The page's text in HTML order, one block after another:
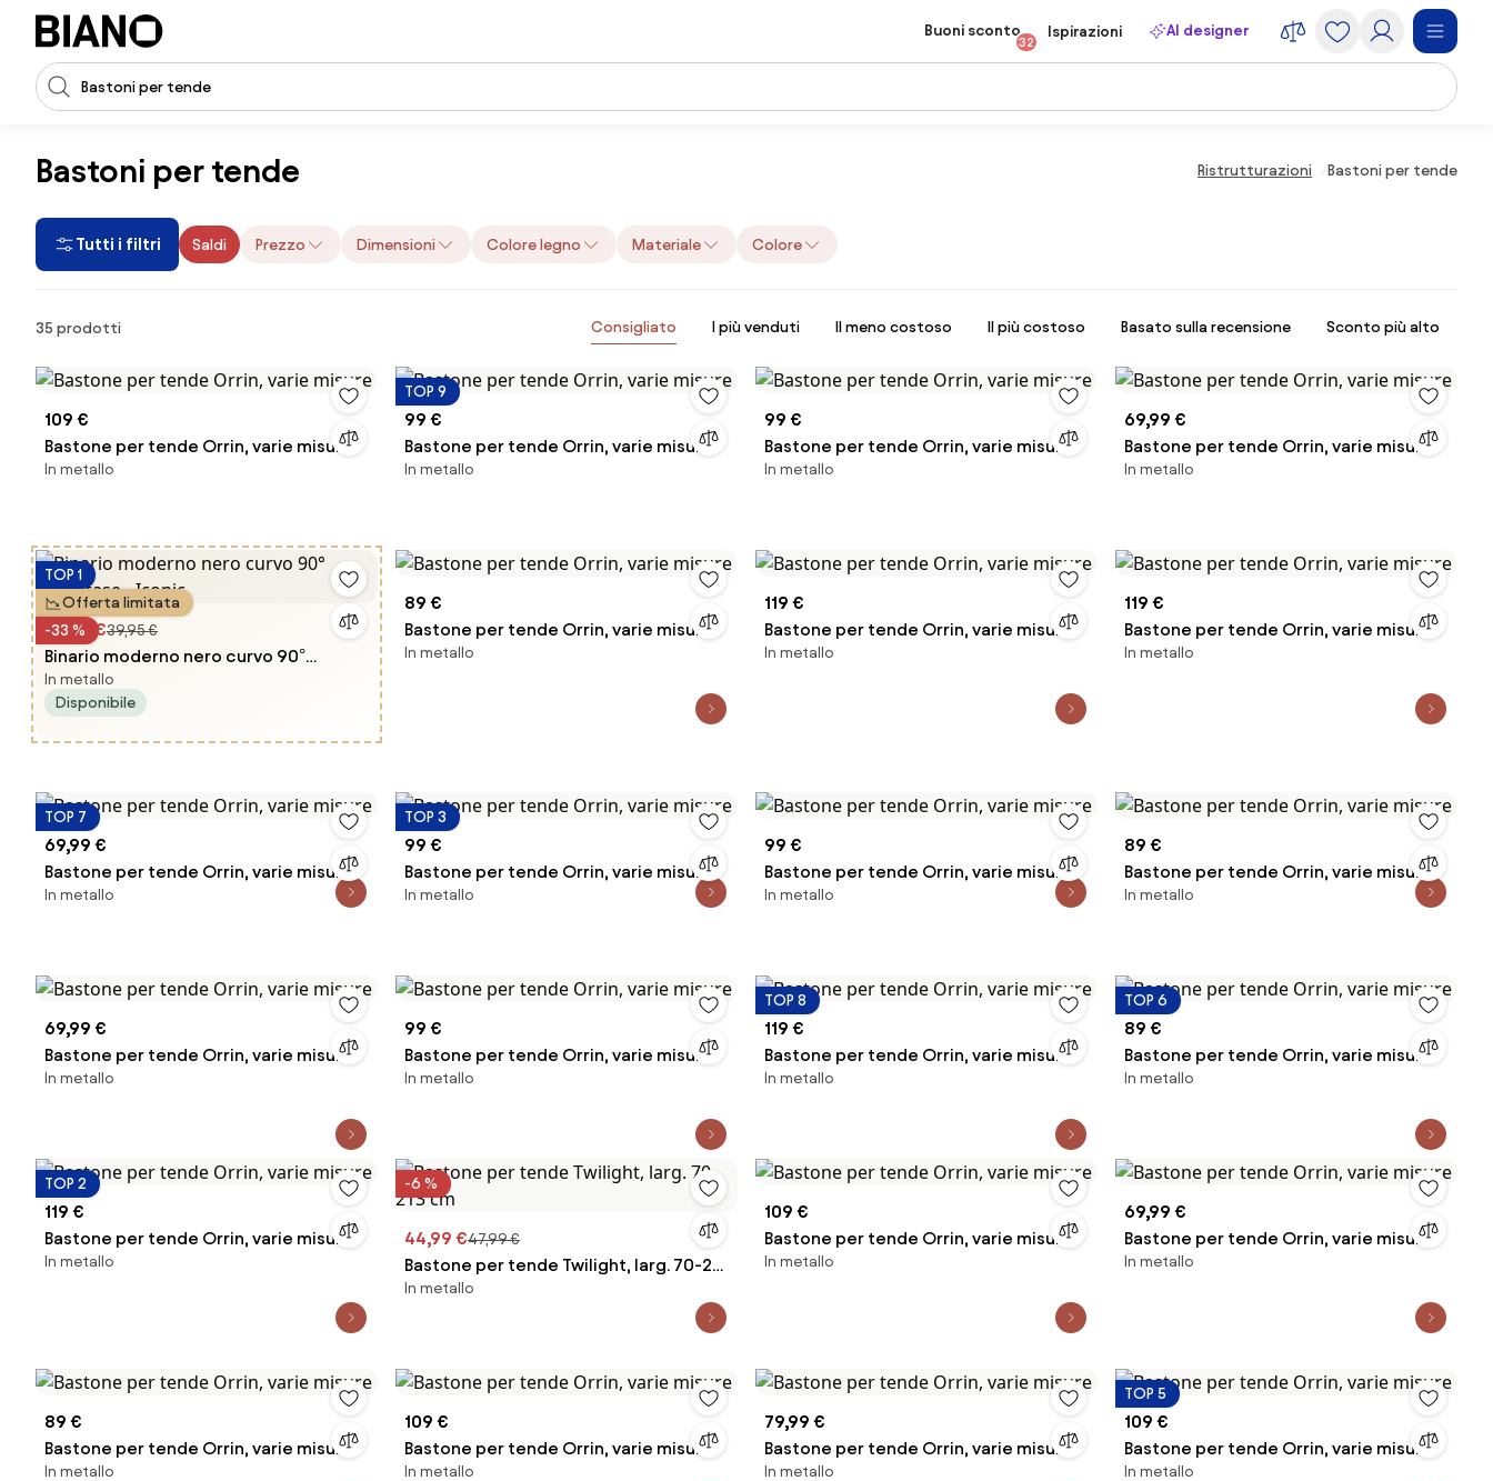
Salta la navigazione, vai al contenuto
Input della ricerca
Buoni sconto
32
Ispirazioni AI designer
Bastoni per tende Ristrutturazioni Bastoni per tende
Tutti i filtri Saldi Prezzo Dimensioni Colore legno Materiale Colore
Prodotti
35 prodotti Consigliato I più venduti Il meno costoso Il più costoso Basato sulla recensione Sconto più alto
109 €
Bastone per tende Orrin, varie misure
In metallo
TOP 9
99 €
Bastone per tende Orrin, varie misure
In metallo
99 €
Bastone per tende Orrin, varie misure
In metallo
69,99 €
Bastone per tende Orrin, varie misure
In metallo
TOP 1
Offerta limitata
-33 %
26,95 €39,95 €
Binario moderno nero curvo 90°
monofase - Iconic
In metallo
Disponibile
89 €
Bastone per tende Orrin, varie misure
In metallo
119 €
Bastone per tende Orrin, varie misure
In metallo
119 €
Bastone per tende Orrin, varie misure
In metallo
TOP 7
69,99 €
Bastone per tende Orrin, varie misure
In metallo
TOP 3
99 €
Bastone per tende Orrin, varie misure
In metallo
99 €
Bastone per tende Orrin, varie misure
In metallo
89 €
Bastone per tende Orrin, varie misure
In metallo
69,99 €
Bastone per tende Orrin, varie misure
In metallo
99 €
Bastone per tende Orrin, varie misure
In metallo
TOP 8
119 €
Bastone per tende Orrin, varie misure
In metallo
TOP 6
89 €
Bastone per tende Orrin, varie misure
In metallo
TOP 2
119 €
Bastone per tende Orrin, varie misure
In metallo
-6 %
44,99 €47,99 €
Bastone per tende Twilight, larg. 70-213
cm
In metallo
109 €
Bastone per tende Orrin, varie misure
In metallo
69,99 €
Bastone per tende Orrin, varie misure
In metallo
89 €
Bastone per tende Orrin, varie misure
In metallo
109 €
Bastone per tende Orrin, varie misure
In metallo
79,99 €
Bastone per tende Orrin, varie misure
In metallo
TOP 5
109 €
Bastone per tende Orrin, varie misure
In metallo